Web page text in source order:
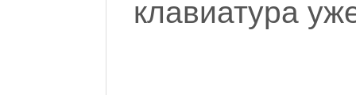
клавиатура